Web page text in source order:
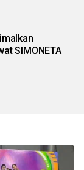
SIMONETA